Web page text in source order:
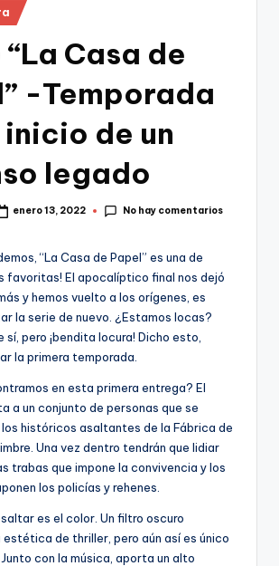
Casa de
-Temporada
inicio de un
legado
enero 13, 2022 No hay comentarios
“La Casa de Papel” es una de
favoritas! El apocalíptico final nos dejó
y hemos vuelto a los orígenes, es
la serie de nuevo. ¿Estamos locas?
sí, pero ¡bendita locura! Dicho esto,
la primera temporada.
en esta primera entrega? El
a un conjunto de personas que se
históricos asaltantes de la Fábrica de
Una vez dentro tendrán que lidiar
trabas que impone la convivencia y los
los policías y rehenes.
es el color. Un filtro oscuro
estética de thriller, pero aún así es único
con la música, aporta un alto